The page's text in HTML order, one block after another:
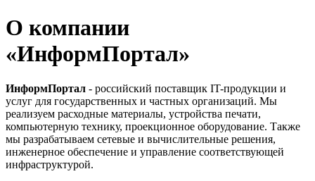
О компании
«ИнформПортал»
ИнформПортал - российский поставщик IT-продукции и
услуг для государственных и частных организаций. Мы
реализуем расходные материалы, устройства печати,
компьютерную технику, проекционное оборудование. Также
мы разрабатываем сетевые и вычислительные решения,
инженерное обеспечение и управление соответствующей
инфраструктурой.